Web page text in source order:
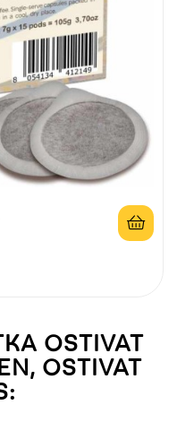
OSTIVAT
OSTIVAT